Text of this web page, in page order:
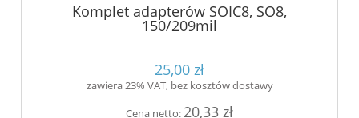
Komplet adapterów SOIC8, SO8,
150/209mil
25,00 zł
zawiera 23% VAT, bez kosztów dostawy
Cena netto: 20,33 zł